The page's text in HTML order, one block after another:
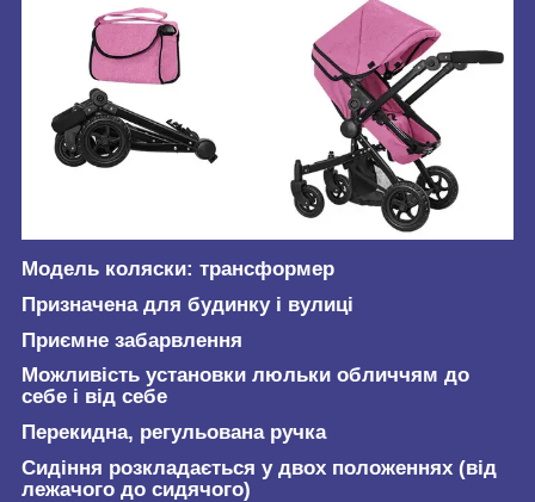
Модель коляски: трансформер
Призначена для будинку і вулиці
Приємне забарвлення
Можливість установки люльки обличчям до
себе і від себе
Перекидна, регульована ручка
Сидіння розкладається у двох положеннях (від
лежачого до сидячого)